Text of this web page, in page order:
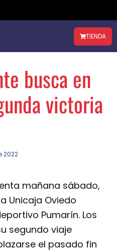
TIENDA
busca en
victoria
2022
mañana sábado,
Unicaja Oviedo
Pumarín. Los
segundo viaje
el pasado fin